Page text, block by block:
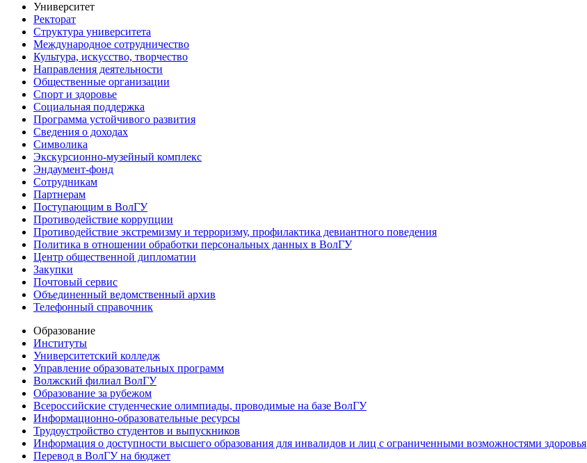
Университет
Ректорат
Структура университета
Международное сотрудничество
Культура, искусство, творчество
Направления деятельности
Общественные организации
Спорт и здоровье
Социальная поддержка
Программа устойчивого развития
Сведения о доходах
Символика
Экскурсионно-музейный комплекс
Эндаумент-фонд
Сотрудникам
Партнерам
Поступающим в ВолГУ
Противодействие коррупции
Противодействие экстремизму и терроризму, профилактика девиантного поведения
Политика в отношении обработки персональных данных в ВолГУ
Центр общественной дипломатии
Закупки
Почтовый сервис
Объединенный ведомственный архив
Телефонный справочник
Образование
Институты
Университетский колледж
Управление образовательных программ
Волжский филиал ВолГУ
Образование за рубежом
Всероссийские студенческие олимпиады, проводимые на базе ВолГУ
Информационно-образовательные ресурсы
Трудоустройство студентов и выпускников
Информация о доступности высшего образования для инвалидов и лиц с ограниченными возможностями здоровья
Перевод в ВолГУ на бюджет